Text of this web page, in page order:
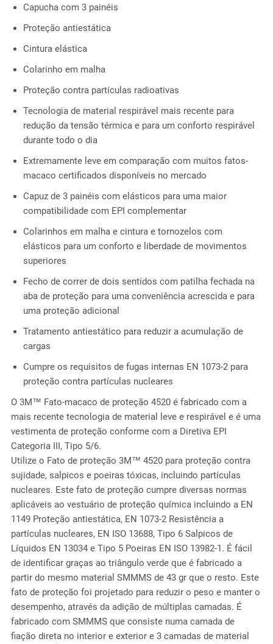
Capucha com 3 painéis
Proteção antiestática
Cintura elástica
Colarinho em malha
Proteção contra partículas radioativas
Tecnologia de material respirável mais recente para
redução da tensão térmica e para um conforto respirável
durante todo o dia
Extremamente leve em comparação com muitos fatos-
macaco certificados disponíveis no mercado
Capuz de 3 painéis com elásticos para uma maior
compatibilidade com EPI complementar
Colarinhos em malha e cintura e tornozelos com
elásticos para um conforto e liberdade de movimentos
superiores
Fecho de correr de dois sentidos com patilha fechada na
aba de proteção para uma conveniência acrescida e para
uma proteção adicional
Tratamento antiestático para reduzir a acumulação de
cargas
Cumpre os requisitos de fugas internas EN 1073-2 para
proteção contra partículas nucleares
O 3M™ Fato-macaco de proteção 4520 é fabricado com a
mais recente tecnologia de material leve e respirável e é uma
vestimenta de proteção conforme com a Diretiva EPI
Categoria III, Tipo 5/6.
Utilize o Fato de proteção 3M™ 4520 para proteção contra
sujidade, salpicos e poeiras tóxicas, incluindo partículas
nucleares. Este fato de proteção cumpre diversas normas
aplicáveis ao vestuário de proteção química incluindo a EN
1149 Proteção antiestática, EN 1073-2 Resistência a
partículas nucleares, EN ISO 13688, Tipo 6 Salpicos de
Líquidos EN 13034 e Tipo 5 Poeiras EN ISO 13982-1. É fácil
de identificar graças ao triângulo verde que é fabricado a
partir do mesmo material SMMMS de 43 gr que o resto. Este
fato de proteção foi projetado para reduzir o peso e manter o
desempenho, através da adição de múltiplas camadas. É
fabricado com SMMMS que consiste numa camada de
fiação direta no interior e exterior e 3 camadas de material